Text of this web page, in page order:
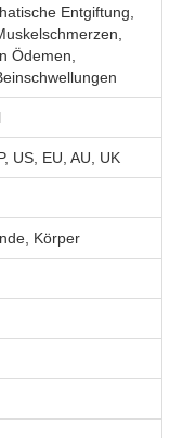
Entgiftung,
Ödemen,
US, EU, AU, UK
Körper